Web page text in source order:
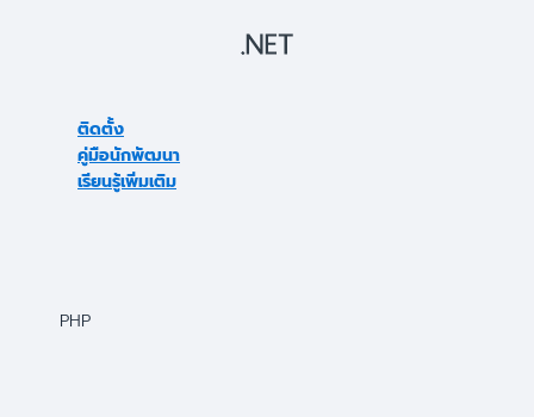
ติดตั้ง
คู่มือนักพัฒนา
เรียนรู้เพิ่มเติม
PHP